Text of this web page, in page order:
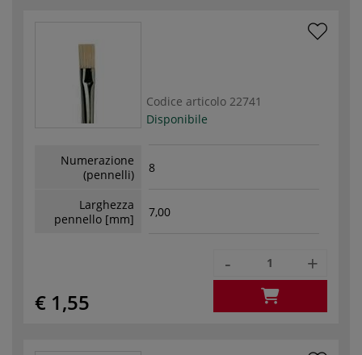
Codice articolo 22741
Disponibile
Numerazione
(pennelli)
8
Larghezza
pennello [mm]
7,00
€ 1,55
- +